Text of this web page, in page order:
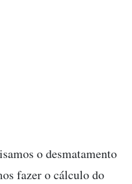
o desmatamento
fazer o cálculo do